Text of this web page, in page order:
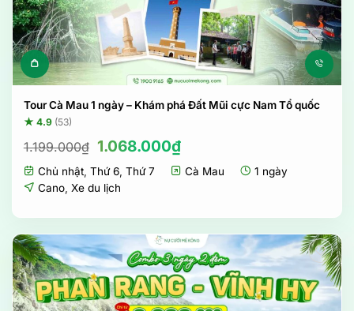
Tour Cà Mau 1 ngày – Khám phá Đất Mũi cực Nam Tổ quốc
★ 4.9 (53)
1.199.000₫ Giá
là:
1.199.000₫.
1.068.000₫Giá
hiện
tại
Chủ nhật, Thứ 6, Thứ 7 Cà Mau
1 ngày
Cano, Xe du lịch